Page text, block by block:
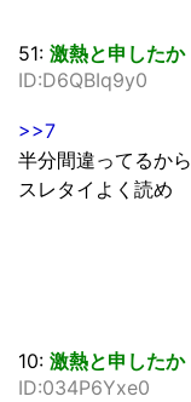
51: 激熱と申したか
ID:D6QBIq9y0
>>7
半分間違ってるから
スレタイよく読め
10: 激熱と申したか
ID:034P6Yxe0